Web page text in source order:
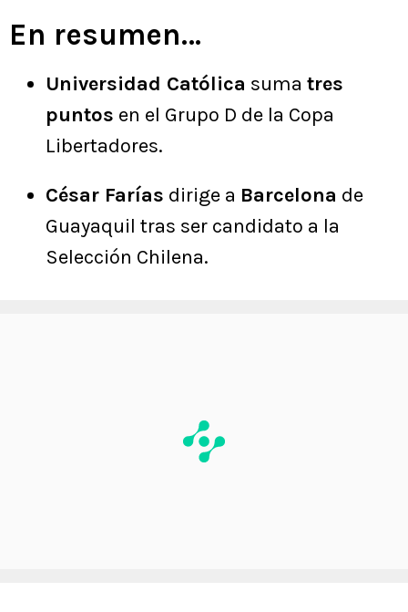
En resumen…
Universidad Católica suma tres
puntos en el Grupo D de la Copa
Libertadores.
César Farías dirige a Barcelona de
Guayaquil tras ser candidato a la
Selección Chilena.